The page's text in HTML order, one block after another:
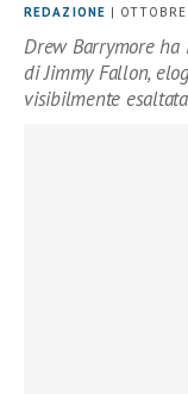
REDAZIONE |
Drew Barrymore ha
di Jimmy Fallon,
visibilmente esaltata